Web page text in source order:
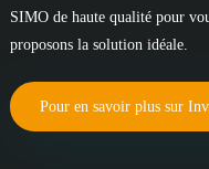
SIMO de haute qualité pour
proposons la solution idéale.
Pour en savoir plus sur